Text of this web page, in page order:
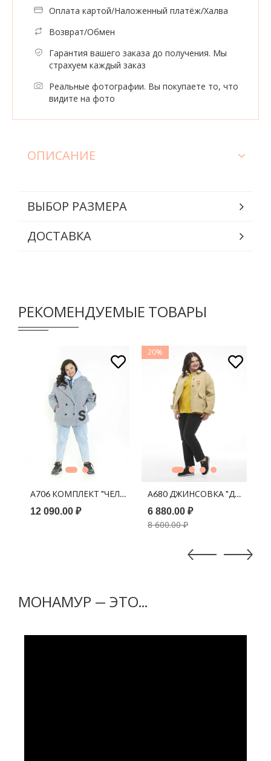
Оплата картой/Наложенный платёж/Халва
Возврат/Обмен
Гарантия вашего заказа до получения. Мы
страхуем каждый заказ
Реальные фотографии. Вы покупаете то, что
видите на фото
ОПИСАНИЕ
ВЫБОР РАЗМЕРА
ДОСТАВКА
РЕКОМЕНДУЕМЫЕ ТОВАРЫ
(ПОЛУШУБОК + ПАНАМА) ЛАТТЕ
В КОРЗИНУ
А706 КОМПЛЕКТ "ЧЕЛСИ" (ПОЛУШУБОК + ПАНАМА)
12 090.00 ₽
20%
В КОРЗИНУ
А680 ДЖИНСОВКА "ДЖЕЙН"
6 880.00 ₽
8 600.00 ₽
МОНАМУР — ЭТО...